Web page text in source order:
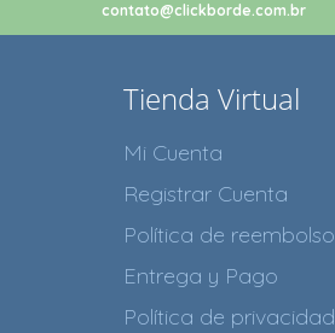
contato@clickborde.com.br
Tienda Virtual
Mi Cuenta
Registrar Cuenta
Política de reembolso
Entrega y Pago
Política de privacidad